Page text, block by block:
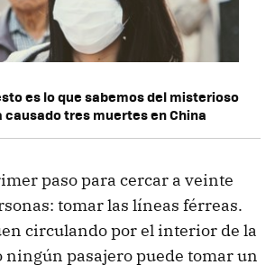
es lo que sabemos del misterioso
causado tres muertes en China
paso para cercar a veinte
tomar las líneas férreas.
circulando por el interior de la
pasajero puede tomar un